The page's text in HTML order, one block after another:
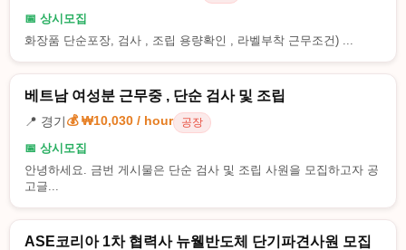
📅 상시모집
화장품 단순포장, 검사 , 조립 용량확인 , 라벨부착 근무조건) ...
베트남 여성분 근무중 , 단순 검사 및 조립
📍 경기💰 ₩10,030 / hour 공장
📅 상시모집
안녕하세요. 금번 게시물은 단순 검사 및 조립 사원을 모집하고자 공
고글...
ASE코리아 1차 협력사 뉴웰반도체 단기파견사원 모집